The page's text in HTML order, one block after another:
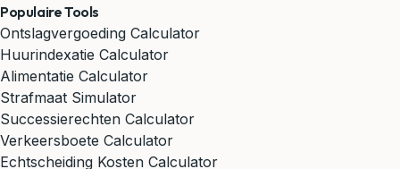
Populaire Tools
Ontslagvergoeding Calculator
Huurindexatie Calculator
Alimentatie Calculator
Strafmaat Simulator
Successierechten Calculator
Verkeersboete Calculator
Echtscheiding Kosten Calculator